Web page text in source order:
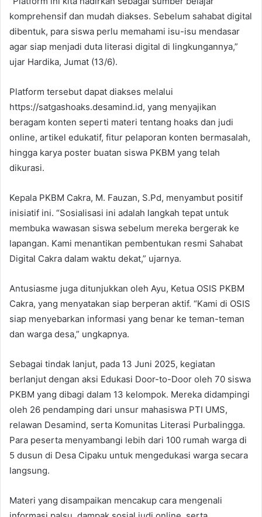
komprehensif dan mudah diakses. Sebelum sahabat digital
dibentuk, para siswa perlu memahami isu-isu mendasar
agar siap menjadi duta literasi digital di lingkungannya,”
ujar Hardika, Jumat (13/6).
Platform tersebut dapat diakses melalui
https://satgashoaks.desamind.id, yang menyajikan
beragam konten seperti materi tentang hoaks dan judi
online, artikel edukatif, fitur pelaporan konten bermasalah,
hingga karya poster buatan siswa PKBM yang telah
dikurasi.
Kepala PKBM Cakra, M. Fauzan, S.Pd, menyambut positif
inisiatif ini. “Sosialisasi ini adalah langkah tepat untuk
membuka wawasan siswa sebelum mereka bergerak ke
lapangan. Kami menantikan pembentukan resmi Sahabat
Digital Cakra dalam waktu dekat,” ujarnya.
Antusiasme juga ditunjukkan oleh Ayu, Ketua OSIS PKBM
Cakra, yang menyatakan siap berperan aktif. “Kami di OSIS
siap menyebarkan informasi yang benar ke teman-teman
dan warga desa,” ungkapnya.
Sebagai tindak lanjut, pada 13 Juni 2025, kegiatan
berlanjut dengan aksi Edukasi Door-to-Door oleh 70 siswa
PKBM yang dibagi dalam 13 kelompok. Mereka didampingi
oleh 26 pendamping dari unsur mahasiswa PTI UMS,
relawan Desamind, serta Komunitas Literasi Purbalingga.
Para peserta menyambangi lebih dari 100 rumah warga di
5 dusun di Desa Cipaku untuk mengedukasi warga secara
langsung.
Materi yang disampaikan mencakup cara mengenali